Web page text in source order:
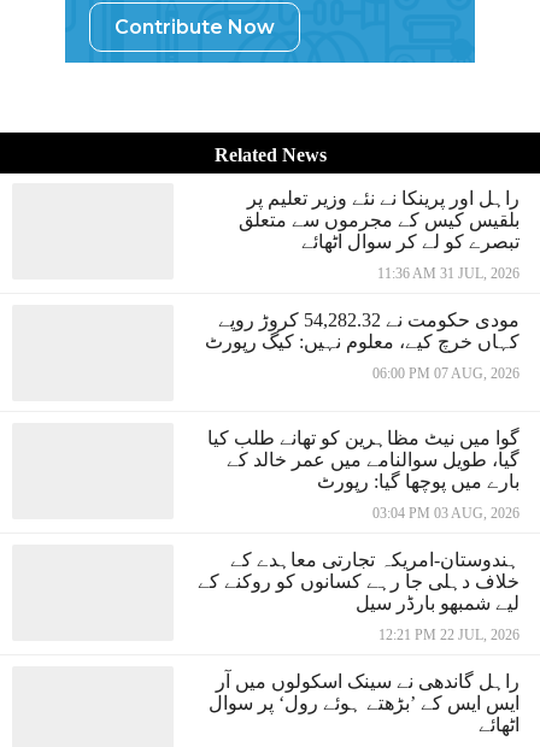
Contribute Now
Related News
راہل اور پرینکا نے نئے وزیر تعلیم پر
بلقیس کیس کے مجرموں سے متعلق
تبصرے کو لے کر سوال اٹھائے
11:36 AM 31 JUL, 2026
مودی حکومت نے 54,282.32 کروڑ روپے
کہاں خرچ کیے، معلوم نہیں: کیگ رپورٹ
06:00 PM 07 AUG, 2026
گوا میں نیٹ مظاہرین کو تھانے طلب کیا
گیا، طویل سوالنامے میں عمر خالد کے
بارے میں پوچھا گیا: رپورٹ
03:04 PM 03 AUG, 2026
ہندوستان-امریکہ تجارتی معاہدے کے
خلاف دہلی جا رہے کسانوں کو روکنے کے
لیے شمبھو بارڈر سیل
12:21 PM 22 JUL, 2026
راہل گاندھی نے سینک اسکولوں میں آر
ایس ایس کے ’بڑھتے ہوئے رول‘ پر سوال
اٹھائے